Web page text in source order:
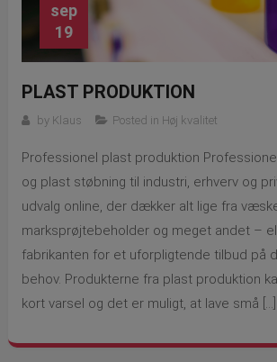
sep
19
PLAST PRODUKTION
by Klaus Posted in Høj kvalitet
Professionel plast produktion
og plast støbning til industri, erhverv og
udvalg online, der dækker alt lige fra
marksprøjtebeholder og meget andet –
fabrikanten for et uforpligtende tilbud på
behov. Produkterne fra plast produktion
kort varsel og det er muligt, at lave små […]